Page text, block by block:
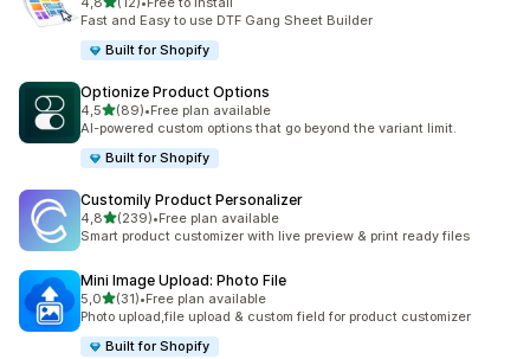
Celkový počet recenzí: 12
Fast and Easy to use DTF Gang Sheet Builder
Built for Shopify
Optionize Product Options
4,5z 5 hvězd
(89)
Celkový počet recenzí: 89
•Free plan available
AI-powered custom options that go beyond the variant limit.
Built for Shopify
Customily Product Personalizer
4,8z 5 hvězd
(239)
Celkový počet recenzí: 239
•Free plan available
Smart product customizer with live preview & print ready files
Mini Image Upload: Photo File
5,0z 5 hvězd
(31)
Celkový počet recenzí: 31
•Free plan available
Photo upload,file upload & custom field for product customizer
Built for Shopify